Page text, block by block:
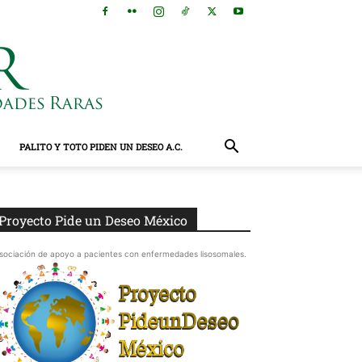
PALITO Y TOTO PIDEN UN DESEO A.C.
Pide un Deseo México
de apoyo a pacientes con enfermedades lisosomales.